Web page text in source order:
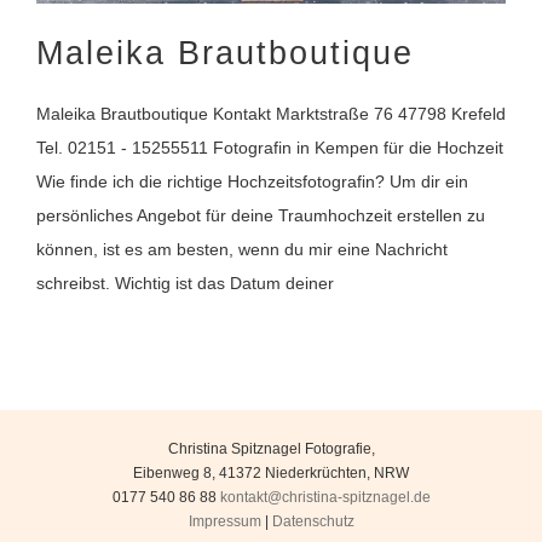
Maleika Brautboutique
Maleika Brautboutique Kontakt Marktstraße 76 47798 Krefeld
Tel. 02151 - 15255511 Fotografin in Kempen für die Hochzeit
Wie finde ich die richtige Hochzeitsfotografin? Um dir ein
persönliches Angebot für deine Traumhochzeit erstellen zu
können, ist es am besten, wenn du mir eine Nachricht
schreibst. Wichtig ist das Datum deiner
Christina Spitznagel Fotografie,
Eibenweg 8, 41372 Niederkrüchten, NRW
0177 540 86 88 kontakt@christina-spitznagel.de
Impressum| Datenschutz